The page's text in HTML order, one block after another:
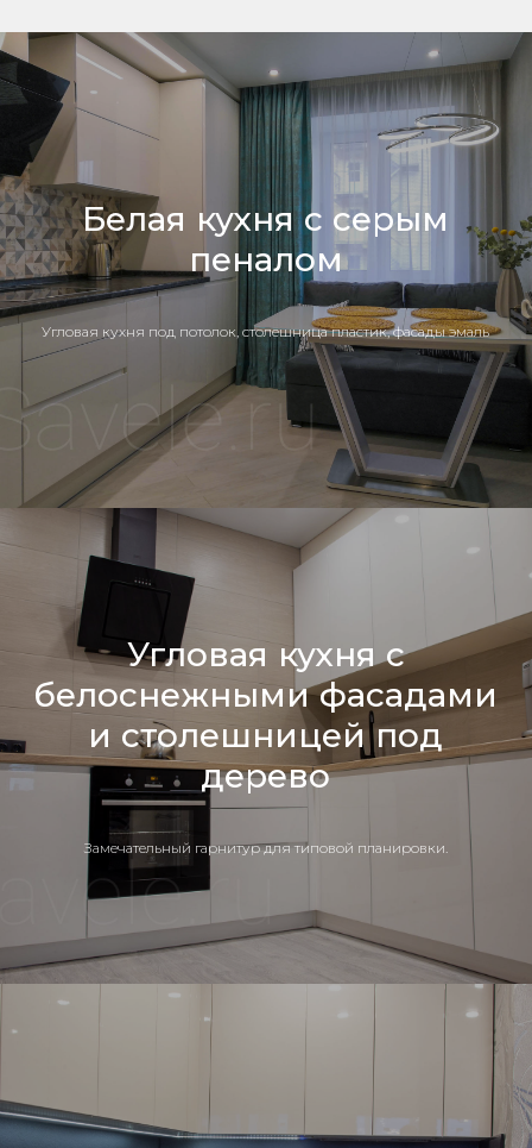
Белая кухня с серым
пеналом
Угловая кухня под потолок, столешница пластик, фасады эмаль
Угловая кухня с
белоснежными фасадами
и столешницей под
дерево
Замечательный гарнитур для типовой планировки.